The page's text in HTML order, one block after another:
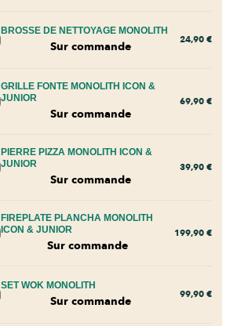
BROSSE DE NETTOYAGE MONOLITH
Sur commande 24,90 €
GRILLE FONTE MONOLITH ICON &
JUNIOR
Sur commande
69,90 €
PIERRE PIZZA MONOLITH ICON &
JUNIOR
Sur commande
39,90 €
FIREPLATE PLANCHA MONOLITH
ICON & JUNIOR
Sur commande
199,90 €
SET WOK MONOLITH
Sur commande 99,90 €